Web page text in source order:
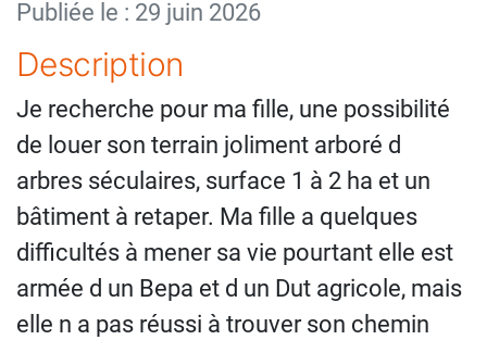
Publiée le : 29 juin 2026
Description
Je recherche pour ma fille, une possibilité
de louer son terrain joliment arboré d
arbres séculaires, surface 1 à 2 ha et un
bâtiment à retaper. Ma fille a quelques
difficultés à mener sa vie pourtant elle est
armée d un Bepa et d un Dut agricole, mais
elle n a pas réussi à trouver son chemin